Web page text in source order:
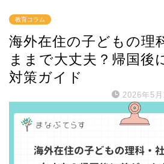
教育コラム
海外在住の子どもの理
ままで大丈夫？帰国後
対策ガイド
2026年5月